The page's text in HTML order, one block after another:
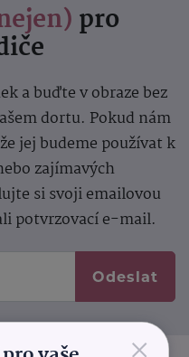
pro
a buďte v obraze bez
dortu. Pokud nám
jej budeme používat k
zajímavých
si svoji emailovou
potvrzovací e-mail.
Odeslat